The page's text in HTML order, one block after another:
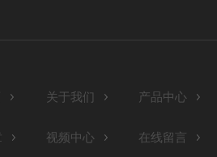
关于我们 产品中心
视频中心 在线留言